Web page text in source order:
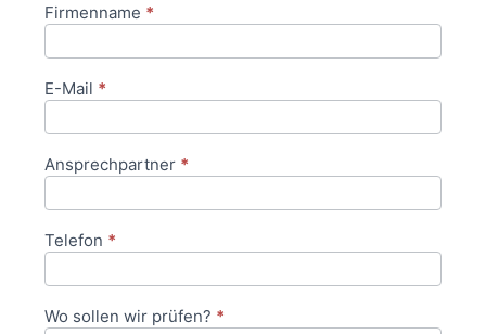
Anfrageformular
Firmenname *
E-Mail *
Ansprechpartner *
Telefon *
Wo sollen wir prüfen? *